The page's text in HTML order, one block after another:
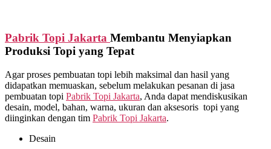
Pabrik Topi Jakarta Membantu Menyiapkan
Produksi Topi yang Tepat
Agar proses pembuatan topi lebih maksimal dan hasil yang
didapatkan memuaskan, sebelum melakukan pesanan di jasa
pembuatan topi Pabrik Topi Jakarta, Anda dapat mendiskusikan
desain, model, bahan, warna, ukuran dan aksesoris topi yang
diinginkan dengan tim Pabrik Topi Jakarta.
Desain